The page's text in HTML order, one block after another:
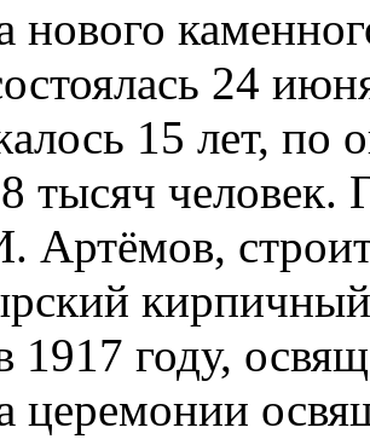
нового
24
15 лет, по
тысяч человек.
Артёмов,
1917 году,
церемонии